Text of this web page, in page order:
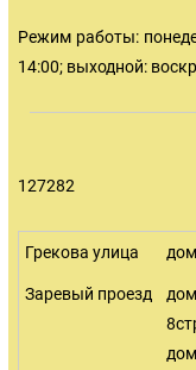
Режим работы:
14:00; выходной:
127282
Грекова улица
Заревый проезд